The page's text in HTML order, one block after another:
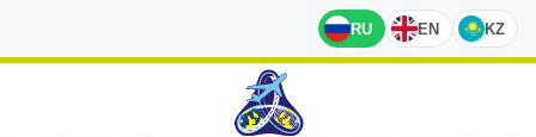
RU EN KZ